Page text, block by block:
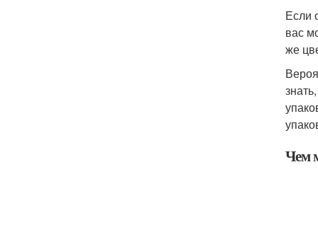
Если
вас
же
Чем